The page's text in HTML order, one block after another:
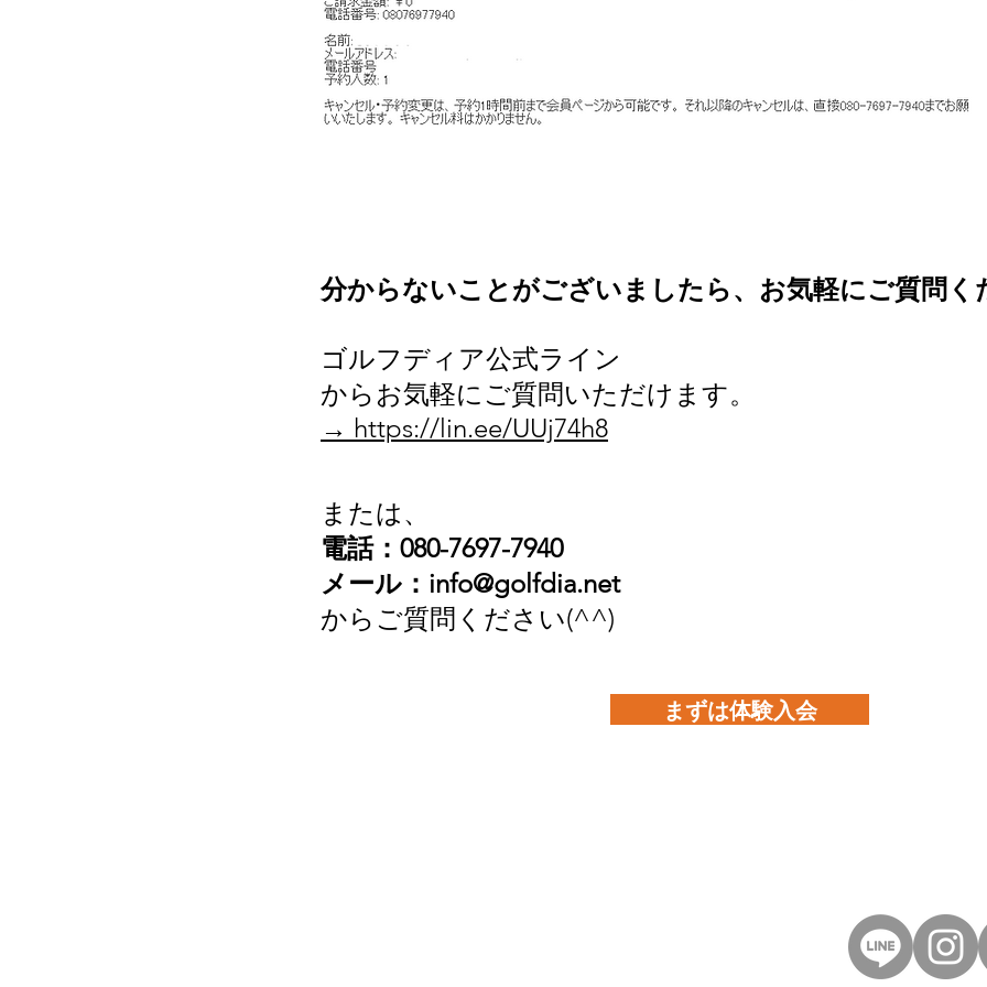
分からないことがございましたら、お気軽にご質問く
ゴルフディア公式ライン
からお気軽にご質問いただけます。
→ https://lin.ee/UUj74h8
または、
電話：080-7697-7940
​メール： info@golfdia.net
​からご質問ください(^^)
まずは体験入会